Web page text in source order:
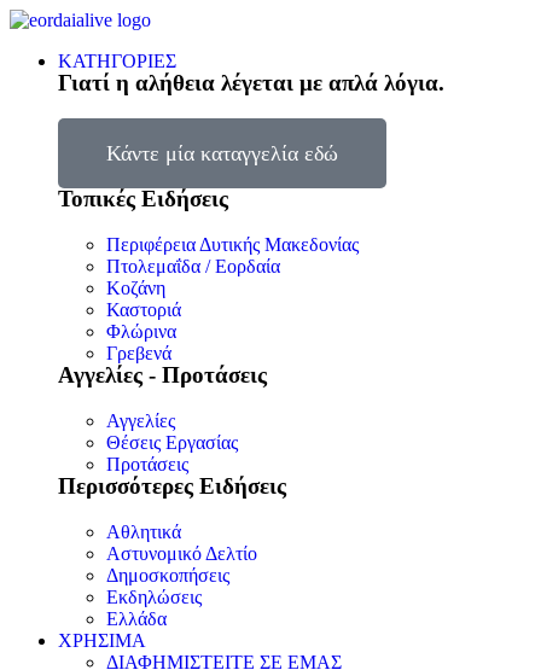
ΚΑΤΗΓΟΡΙΕΣ
Γιατί η αλήθεια λέγεται με απλά λόγια.
Κάντε μία καταγγελία εδώ
Τοπικές Ειδήσεις
Περιφέρεια Δυτικής Μακεδονίας
Πτολεμαΐδα / Εορδαία
Κοζάνη
Καστοριά
Φλώρινα
Γρεβενά
Αγγελίες - Προτάσεις
Αγγελίες
Θέσεις Εργασίας
Προτάσεις
Περισσότερες Ειδήσεις
Αθλητικά
Αστυνομικό Δελτίο
Δημοσκοπήσεις
Εκδηλώσεις
Ελλάδα
ΧΡΗΣΙΜΑ
ΔΙΑΦΗΜΙΣΤΕΙΤΕ ΣΕ ΕΜΑΣ